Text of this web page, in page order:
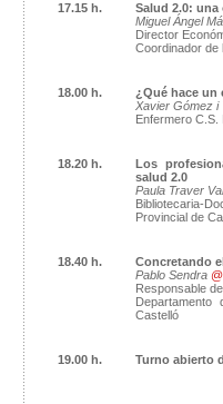
17.15 h.
Salud 2.0:
Miguel Ángel
Director
Coordinador de
18.00 h.
¿Qué hace un
Xavier Gómez i
Enfermero C.S.
18.20 h.
Los
salud 2.0
Paula Traver
Bibliotecaria-
Provincial de
18.40 h.
Concretando
Pablo Sendra
Responsable
Castelló
19.00 h. Turno abierto